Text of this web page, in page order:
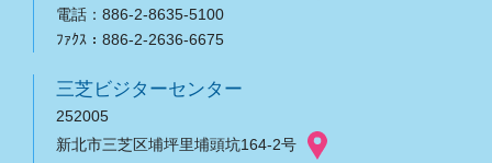
電話：886-2-8635-5100
ﾌｧｸｽ：886-2-2636-6675
三芝ビジターセンター
252005
新北市三芝区埔坪里埔頭坑164-2号